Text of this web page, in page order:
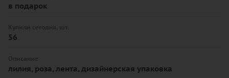
в подарок
56
лилия, роза, лента, дизайнерская упаковка